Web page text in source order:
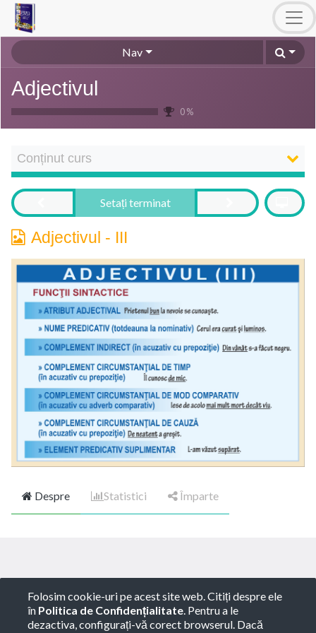
Nav
Adjectivul
0 %
Conținut curs
Adjectivul - III
Setați terminat
Despre Statistici Împarte
Folosim cookie-uri pe acest site web. Citiți despre ele
în Politica de Confidențialitate. Pentru a le
dezactiva, configurați-vă corect browserul. Dacă
Copyright © ROTARY GLOBART SRL -Termeni de
utilizare-Politica de Confidențialitate -Consultanță
juridică